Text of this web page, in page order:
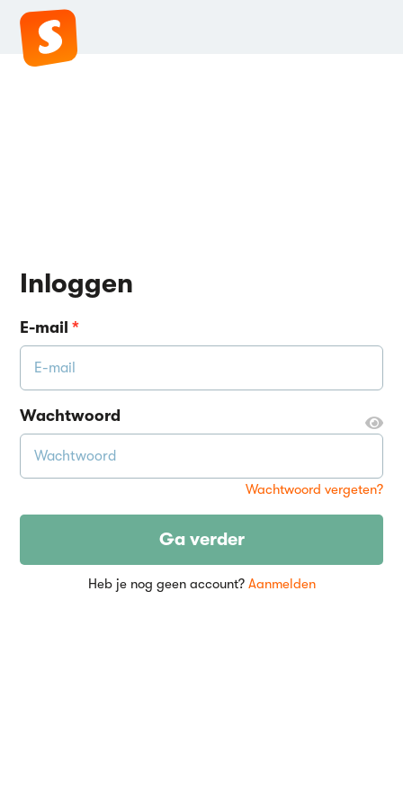
Inloggen
E-mail*
Wachtwoord
Wachtwoord vergeten?
Ga verder
Heb je nog geen account? Aanmelden